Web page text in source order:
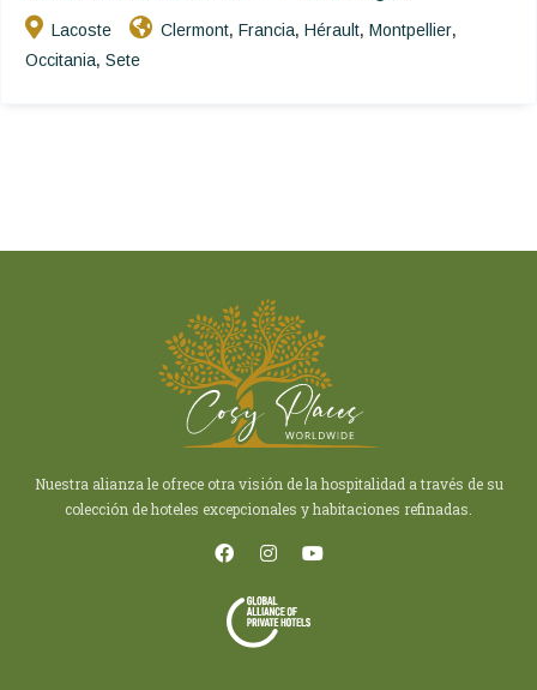
Lacoste Clermont, Francia, Hérault, Montpellier,
Occitania, Sete
Nuestra alianza le ofrece otra visión de la hospitalidad a través de su
colección de hoteles excepcionales y habitaciones refinadas.